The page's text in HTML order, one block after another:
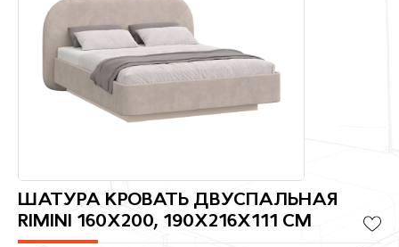
ШАТУРА КРОВАТЬ ДВУСПАЛЬНАЯ
RIMINI 160Х200, 190X216X111 СМ